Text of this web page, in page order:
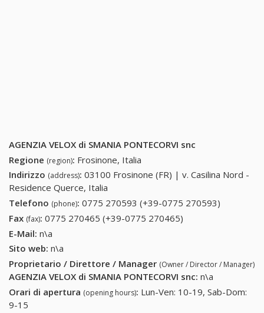
AGENZIA VELOX di SMANIA PONTECORVI snc
Regione (region): Frosinone, Italia
Indirizzo (address): 03100 Frosinone (FR) | v. Casilina Nord -
Residence Querce, Italia
Telefono (phone): 0775 270593 (+39-0775 270593)
Fax (fax): 0775 270465 (+39-0775 270465)
E-Mail: n\a
Sito web: n\a
Proprietario / Direttore / Manager (Owner / Director / Manager)
AGENZIA VELOX di SMANIA PONTECORVI snc: n\a
Orari di apertura (opening hours): Lun-Ven: 10-19, Sab-Dom:
9-15